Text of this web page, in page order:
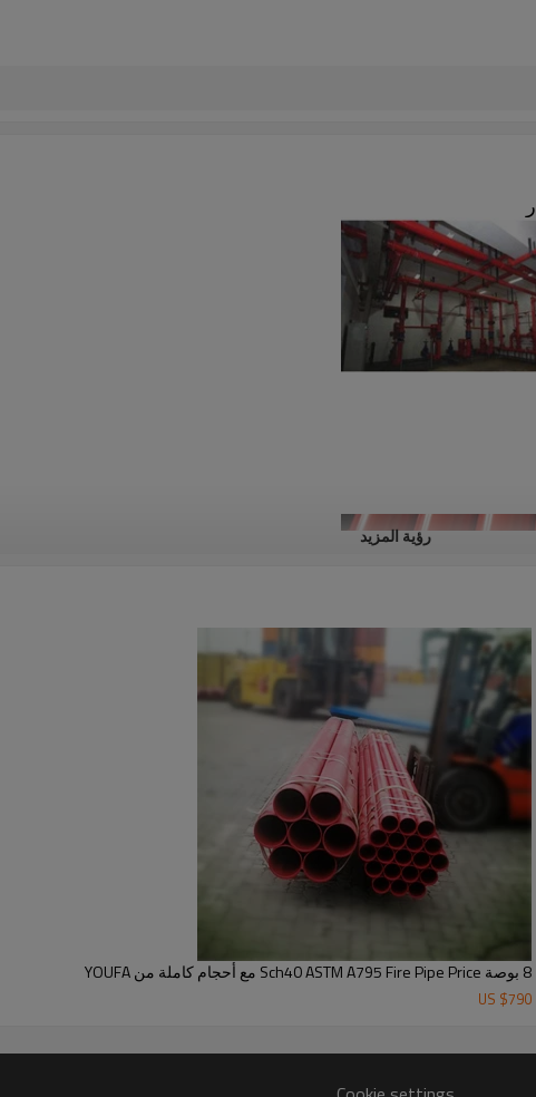
رؤية المزيد
8 بوصة Sch40 ASTM A795 Fire Pipe Price مع أحجام كاملة من YOUFA
US $790